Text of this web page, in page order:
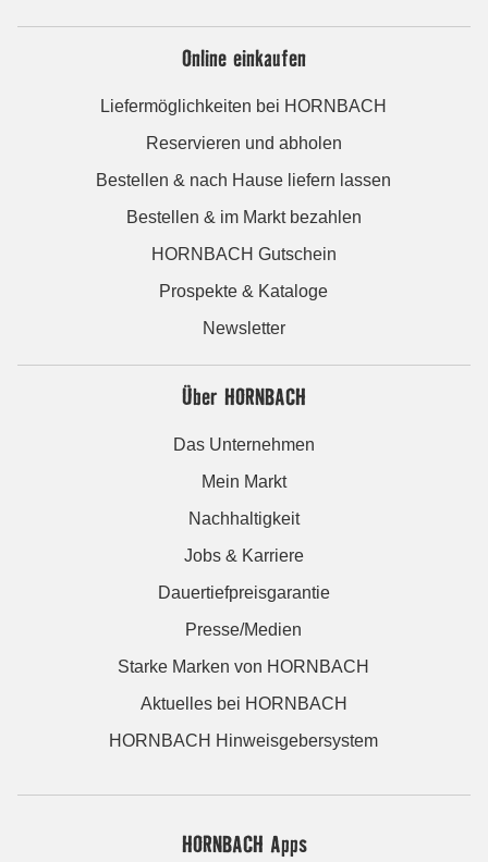
Online einkaufen
Liefermöglichkeiten bei HORNBACH
Reservieren und abholen
Bestellen & nach Hause liefern lassen
Bestellen & im Markt bezahlen
HORNBACH Gutschein
Prospekte & Kataloge
Newsletter
Über HORNBACH
Das Unternehmen
Mein Markt
Nachhaltigkeit
Jobs & Karriere
Dauertiefpreisgarantie
Presse/Medien
Starke Marken von HORNBACH
Aktuelles bei HORNBACH
HORNBACH Hinweisgebersystem
HORNBACH Apps